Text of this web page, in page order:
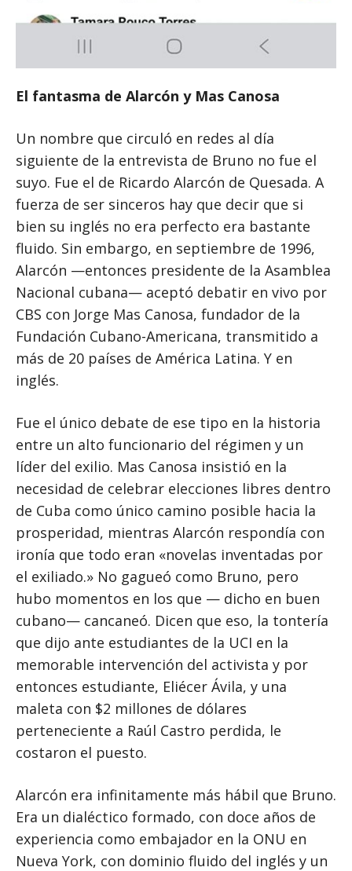
El fantasma de Alarcón y Mas Canosa
Un nombre que circuló en redes al día
siguiente de la entrevista de Bruno no fue el
suyo. Fue el de Ricardo Alarcón de Quesada. A
fuerza de ser sinceros hay que decir que si
bien su inglés no era perfecto era bastante
fluido. Sin embargo, en septiembre de 1996,
Alarcón —entonces presidente de la Asamblea
Nacional cubana— aceptó debatir en vivo por
CBS con Jorge Mas Canosa, fundador de la
Fundación Cubano-Americana, transmitido a
más de 20 países de América Latina. Y en
inglés.
Fue el único debate de ese tipo en la historia
entre un alto funcionario del régimen y un
líder del exilio. Mas Canosa insistió en la
necesidad de celebrar elecciones libres dentro
de Cuba como único camino posible hacia la
prosperidad, mientras Alarcón respondía con
ironía que todo eran «novelas inventadas por
el exiliado.» No gagueó como Bruno, pero
hubo momentos en los que — dicho en buen
cubano— cancaneó. Dicen que eso, la tontería
que dijo ante estudiantes de la UCI en la
memorable intervención del activista y por
entonces estudiante, Eliécer Ávila, y una
maleta con $2 millones de dólares
perteneciente a Raúl Castro perdida, le
costaron el puesto.
Alarcón era infinitamente más hábil que Bruno.
Era un dialéctico formado, con doce años de
experiencia como embajador en la ONU en
Nueva York, con dominio fluido del inglés y un